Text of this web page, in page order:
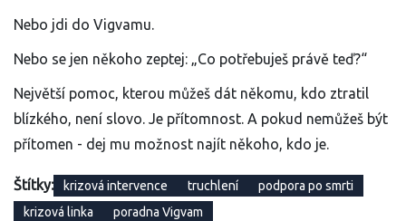
Nebo jdi do Vigvamu.
Nebo se jen někoho zeptej: „Co potřebuješ právě teď?“
Největší pomoc, kterou můžeš dát někomu, kdo ztratil
blízkého, není slovo. Je přítomnost. A pokud nemůžeš být
přítomen - dej mu možnost najít někoho, kdo je.
Štítky: krizová intervence truchlení
podpora po smrti
krizová linka
poradna Vigvam